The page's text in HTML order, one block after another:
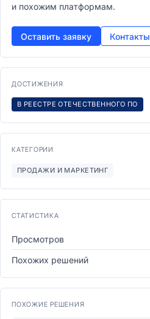
и похожим платформам.
Оставить заявку Контакты
ДОСТИЖЕНИЯ
В РЕЕСТРЕ ОТЕЧЕСТВЕННОГО ПО
КАТЕГОРИИ
ПРОДАЖИ И МАРКЕТИНГ
СТАТИСТИКА
Просмотров
Похожих решений
ПОХОЖИЕ РЕШЕНИЯ